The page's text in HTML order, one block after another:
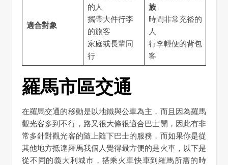
適合對象
的人
攜帶大件行李
的旅客
家庭或長輩同
行
族
時間非常充裕的
人
行李輕便的背包
客
羅馬市區交通
在羅馬交通的移動是以地鐵與公車為主，而且因為羅馬
觀光客多到不行，路又很大條很適合巴士開，因此有非
常多針對觀光客的隨上隨下巴士的服務，而如果你是從
其他地方抵達羅馬我個人覺得最方便的是火車，以下是
從不同的義大利城市，搭乘火車快車到羅馬所需的時